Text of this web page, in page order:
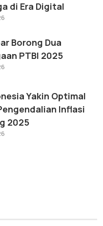
di Era Digital
Borong Dua
PTBI 2025
Yakin Optimal
Inflasi
2025